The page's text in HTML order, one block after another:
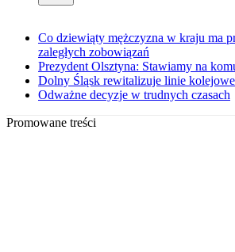
Co dziewiąty mężczyzna w kraju ma
zaległych zobowiązań
Prezydent Olsztyna: Stawiamy na
Dolny Śląsk rewitalizuje linie
Odważne decyzje w trudnych czasach
Promowane treści